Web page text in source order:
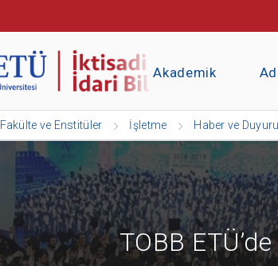
Akademik
Fakülte ve Enstitüler İşletme Haber ve
TOBB